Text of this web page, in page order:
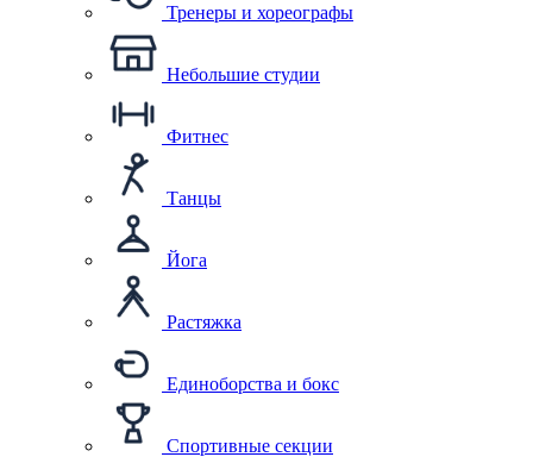
Тренеры и хореографы
Небольшие студии
Фитнес
Танцы
Йога
Растяжка
Единоборства и бокс
Спортивные секции